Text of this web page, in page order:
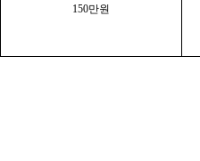
150만원